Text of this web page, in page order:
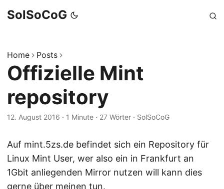
SolSoCoG
Home Posts
Offizielle Mint
repository
12. August 2016 · 1 Minute · 27 Wörter · SolSoCoG
Auf mint.5zs.de befindet sich ein Repository für
Linux Mint User, wer also ein in Frankfurt an
1Gbit anliegenden Mirror nutzen will kann dies
gerne über meinen tun.